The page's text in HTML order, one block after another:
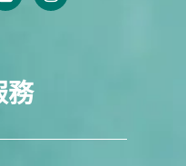
務